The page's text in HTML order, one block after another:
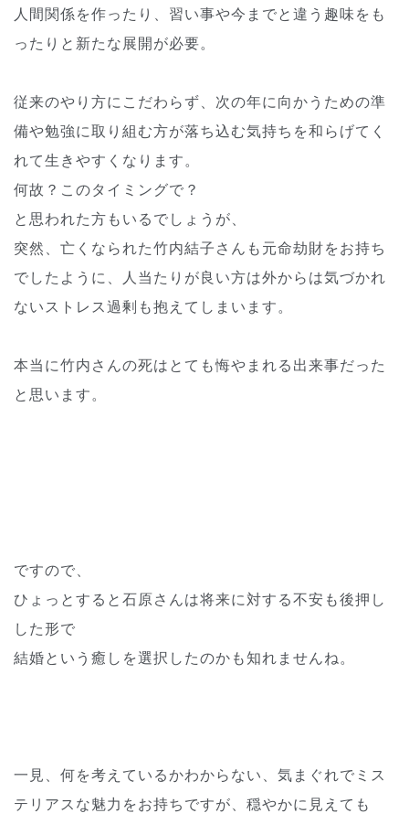
人間関係を作ったり、習い事や今までと違う趣味をも
ったりと新たな展開が必要。
従来のやり方にこだわらず、次の年に向かうための準
備や勉強に取り組む方が落ち込む気持ちを和らげてく
れて生きやすくなります。
何故？このタイミングで？
と思われた方もいるでしょうが、
突然、亡くなられた竹内結子さんも元命劫財をお持ち
でしたように、人当たりが良い方は外からは気づかれ
ないストレス過剰も抱えてしまいます。
本当に竹内さんの死はとても悔やまれる出来事だった
と思います。
ですので、
ひょっとすると石原さんは将来に対する不安も後押し
した形で
結婚という癒しを選択したのかも知れませんね。
一見、何を考えているかわからない、気まぐれでミス
テリアスな魅力をお持ちですが、穏やかに見えても